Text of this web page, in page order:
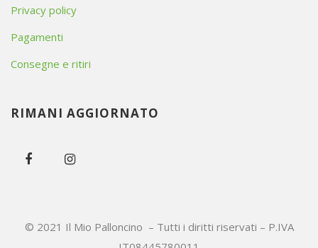
Privacy policy
Pagamenti
Consegne e ritiri
RIMANI AGGIORNATO
© 2021 Il Mio Palloncino – Tutti i diritti riservati – P.IVA